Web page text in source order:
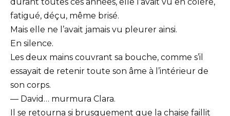
fatigué, déçu, même brisé.
Mais elle ne l’avait jamais vu pleurer ainsi.
En silence.
Les deux mains couvrant sa bouche, comme s’il
essayait de retenir toute son âme à l’intérieur de
son corps.
— David… murmura Clara.
Il se retourna si brusquement que la chaise faillit